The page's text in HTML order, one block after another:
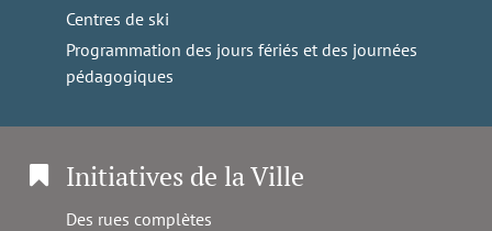
Centres de ski
Programmation des jours fériés et des journées
pédagogiques
Initiatives de la Ville
Des rues complètes